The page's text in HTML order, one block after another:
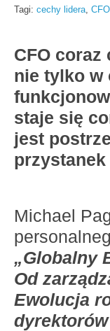
Tagi: cechy lidera, CFO
CFO
nie tylko w
staje się
jest
Michael
„Globalny
Od
Ewolucja